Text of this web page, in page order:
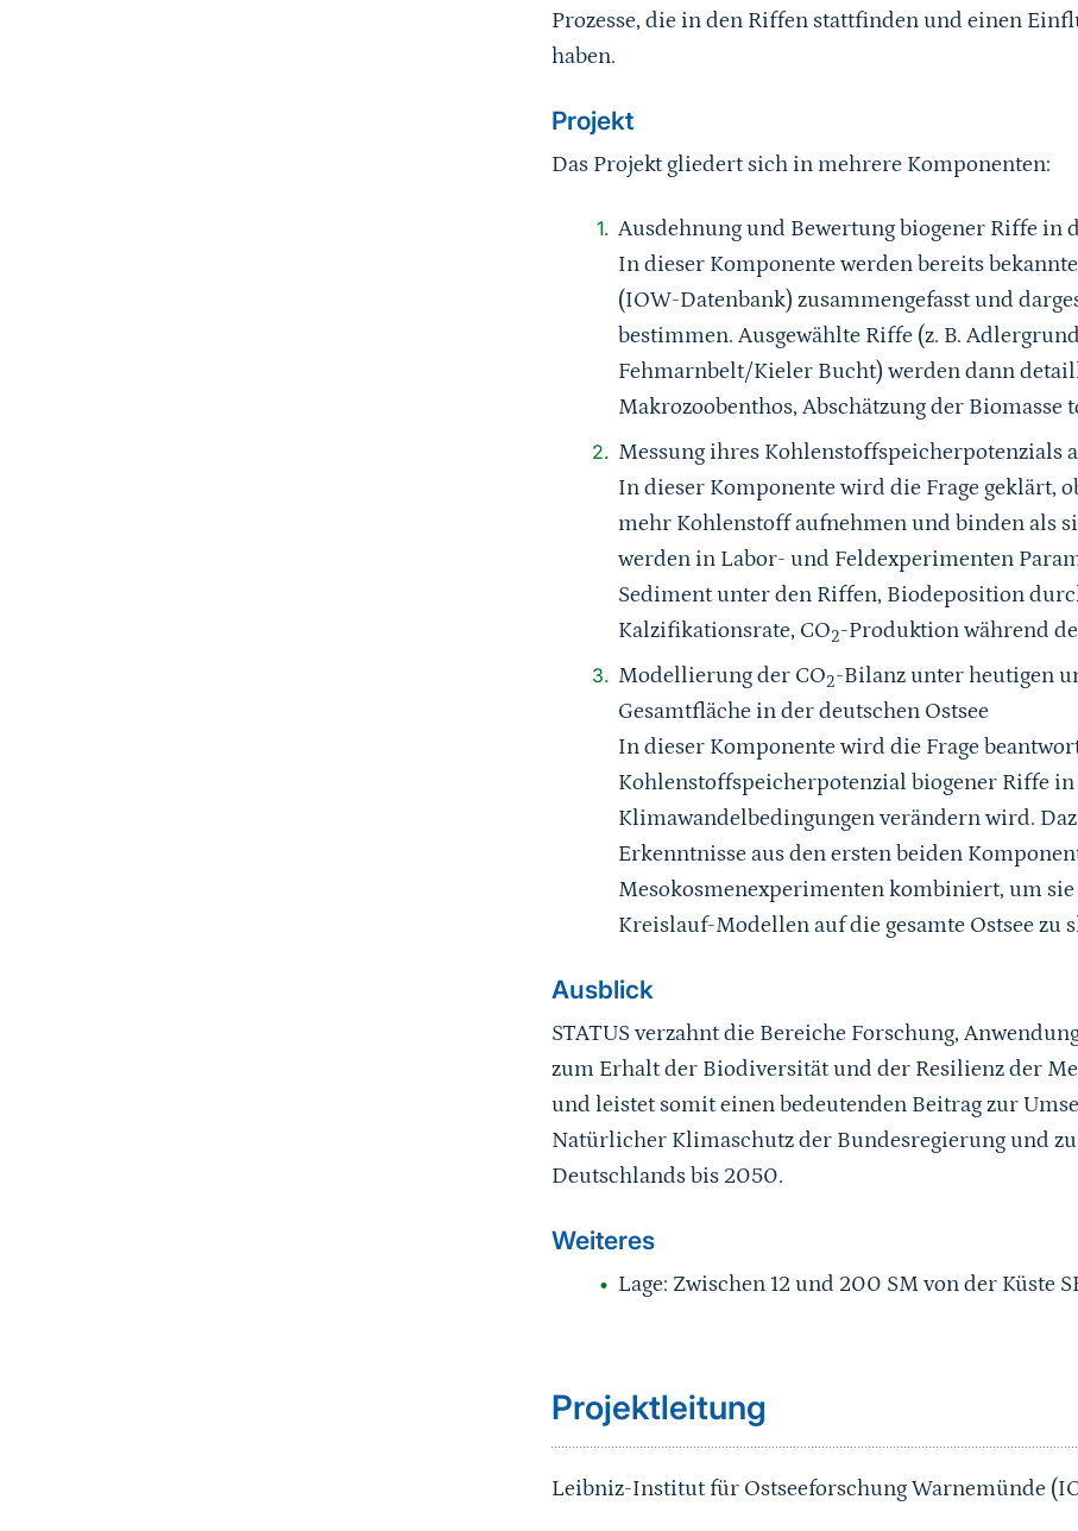
Prozesse, die in den Riffen stattfinden und einen
haben.
Projekt
Das Projekt gliedert sich in mehrere Komponenten:
Ausdehnung und Bewertung biogener Riffe in
In dieser Komponente werden bereits
(IOW-Datenbank) zusammengefasst und
bestimmen. Ausgewählte Riffe (z. B.
Fehmarnbelt/Kieler Bucht) werden dann
Makrozoobenthos, Abschätzung der Biomasse
Messung ihres Kohlenstoffspeicherpotenzials
In dieser Komponente wird die Frage geklärt,
mehr Kohlenstoff aufnehmen und binden als
werden in Labor- und Feldexperimenten
Sediment unter den Riffen, Biodeposition
Kalzifikationsrate, CO2-Produktion während
Modellierung der CO2-Bilanz unter heutigen
Gesamtfläche in der deutschen Ostsee
In dieser Komponente wird die Frage
Kohlenstoffspeicherpotenzial biogener Riffe in
Klimawandelbedingungen verändern wird.
Erkenntnisse aus den ersten beiden
Mesokosmenexperimenten kombiniert, um
Kreislauf-Modellen auf die gesamte Ostsee zu
Ausblick
STATUS verzahnt die Bereiche Forschung,
zum Erhalt der Biodiversität und der Resilienz der
und leistet somit einen bedeutenden Beitrag zur
Natürlicher Klimaschutz der Bundesregierung und
Deutschlands bis 2050.
Weiteres
Lage: Zwischen 12 und 200 SM von der Küste
Projektleitung
Leibniz-Institut für Ostseeforschung Warnemünde